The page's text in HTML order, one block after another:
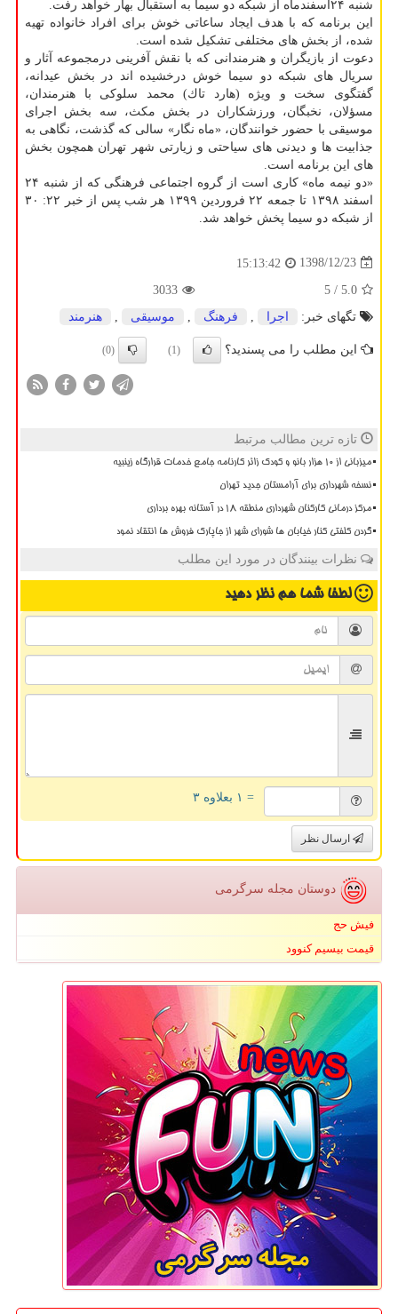
شنبه ۲۴اسفندماه از شبكه دو سیما به استقبال بهار خواهد رفت.
این برنامه كه با هدف ایجاد ساعاتی خوش برای افراد خانواده تهیه
شده، از بخش های مختلفی تشكیل شده است.
دعوت از بازیگران و هنرمندانی كه با نقش آفرینی درمجموعه آثار و
سریال های شبكه دو سیما خوش درخشیده اند در بخش عیدانه،
گفتگوی سخت و ویژه (هارد تاك) محمد سلوكی با هنرمندان،
مسؤلان، نخبگان، ورزشكاران در بخش مكث، سه بخش اجرای
موسیقی با حضور خوانندگان، «ماه نگار» سالی كه گذشت، نگاهی به
جذابیت ها و دیدنی های سیاحتی و زیارتی شهر تهران همچون بخش
های این برنامه است.
«دو نیمه ماه» كاری است از گروه اجتماعی فرهنگی كه از شنبه ۲۴
اسفند ۱۳۹۸ تا جمعه ۲۲ فروردین ۱۳۹۹ هر شب پس از خبر ۲۲: ۳۰
از شبكه دو سیما پخش خواهد شد.
1398/12/23
15:13:42
5.0
/ 5
3033
تگهای خبر:
اجرا فرهنگ موسیقی هنرمند
این مطلب را می پسندید؟ (1)
(0)
تازه ترین مطالب مرتبط
میزبانی از ۱۰ هزار بانو و کودک زائر کارنامه جامع خدمات قرارگاه زینبیه
نسخه شهرداری برای آرامستان جدید تهران
مرکز درمانی کارکنان شهرداری منطقه ۱۸ در آستانه بهره برداری
گردن کلفتی کنار خیابان ها شورای شهر از جاپارک فروش ها انتقاد نمود
نظرات بینندگان در مورد این مطلب
لطفا شما همنظر دهید
= ۱ بعلاوه ۳
ارسال نظر
دوستان مجله سرگرمی
فیش حج
قیمت بیسیم کنوود